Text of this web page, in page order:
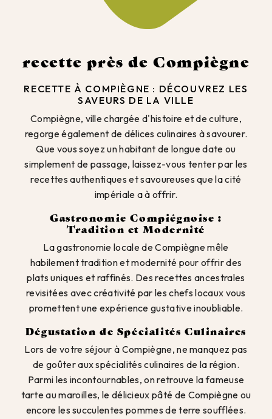
recette près de Compiègne
RECETTE À COMPIÈGNE : DÉCOUVREZ LES
SAVEURS DE LA VILLE
Compiègne, ville chargée d'histoire et de culture,
regorge également de délices culinaires à savourer.
Que vous soyez un habitant de longue date ou
simplement de passage, laissez-vous tenter par les
recettes authentiques et savoureuses que la cité
impériale a à offrir.
Gastronomie Compiégnoise :
Tradition et Modernité
La gastronomie locale de Compiègne mêle
habilement tradition et modernité pour offrir des
plats uniques et raffinés. Des recettes ancestrales
revisitées avec créativité par les chefs locaux vous
promettent une expérience gustative inoubliable.
Dégustation de Spécialités Culinaires
Lors de votre séjour à Compiègne, ne manquez pas
de goûter aux spécialités culinaires de la région.
Parmi les incontournables, on retrouve la fameuse
tarte au maroilles, le délicieux pâté de Compiègne ou
encore les succulentes pommes de terre soufflées.